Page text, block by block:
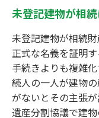
未登記建物が相
未登記建物が相続
正式な名義を証明
手続きよりも複雑
続人の一人が建物
がないとその主張が
遺産分割協議で建